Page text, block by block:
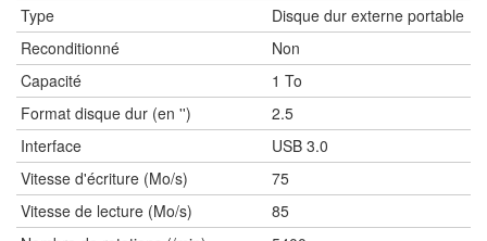
Type
Disque dur externe portable
Reconditionné
Non
Capacité
1 To
Format disque dur (en '')
2.5
Interface
USB 3.0
Vitesse d'écriture (Mo/s)
75
Vitesse de lecture (Mo/s)
85